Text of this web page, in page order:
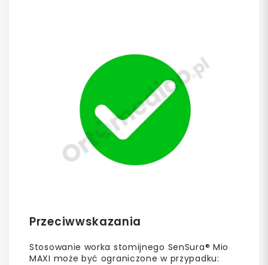
Przeciwwskazania
Stosowanie worka stomijnego SenSura® Mio
MAXI może być ograniczone w przypadku: